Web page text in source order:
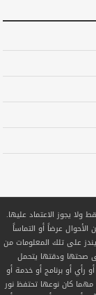
يجوز الاعتماد عليها.
عرضاً أو التماساً
على تلك المعلومات من
صحتها ودقتها يتحمل
أو برنامج أو خدمة أو
مهما كان نوعها تحتفظ نور